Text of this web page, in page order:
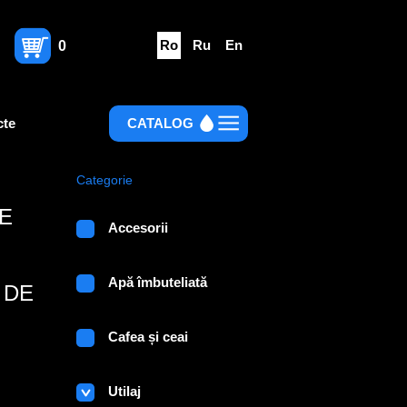
Ro Ru En
0
CATALOG
Categorie
Accesorii
Apă îmbuteliată
Cafea și ceai
Utilaj